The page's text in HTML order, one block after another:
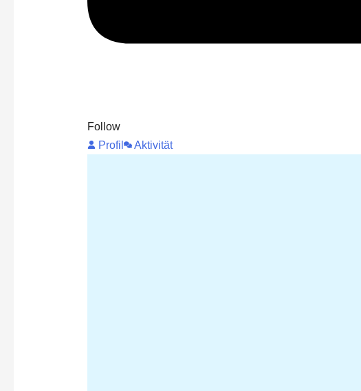
Follow
Profil
Aktivität